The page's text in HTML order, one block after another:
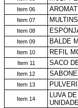
Item 06
Item 07
Item 08
Item 09 BALDE
Item 10 REFIL
Item 11 SACO
Item 12
Item 13
Item 14
LUVA